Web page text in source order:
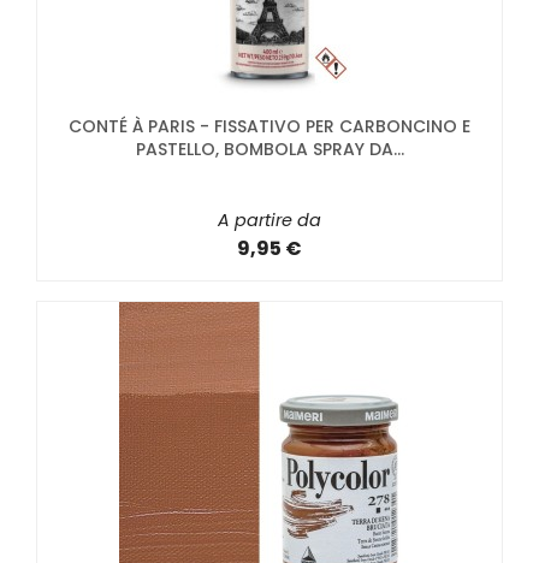
CONTÉ À PARIS - FISSATIVO PER CARBONCINO E
PASTELLO, BOMBOLA SPRAY DA...
A partire da
9,95 €